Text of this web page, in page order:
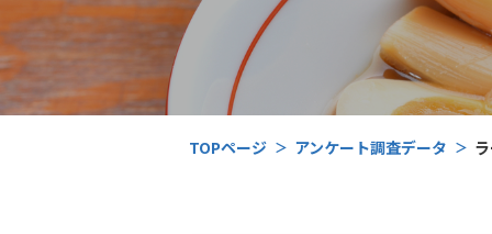
TOPページ アンケート調査データ